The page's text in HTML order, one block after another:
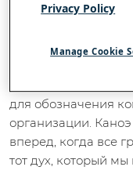
здоровы.
В то время как
разделяет нас,
для обозначения
организации.
вперед, когда все
тот дух, который
Privacy Policy
Manage Cookie